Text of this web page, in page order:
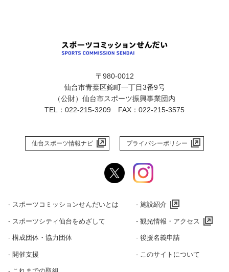
〒980-0012
仙台市青葉区錦町一丁目3番9号
（公財）仙台市スポーツ振興事業団内
TEL：022-215-3209 FAX：022-215-3575
仙台スポーツ情報ナビ プライバシーポリシー
‐ スポーツコミッションせんだいとは ‐ 施設紹介
‐ スポーツシティ仙台をめざして ‐ 観光情報・アクセス
‐ 構成団体・協力団体 ‐ 後援名義申請
‐ 開催支援 ‐ このサイトについて